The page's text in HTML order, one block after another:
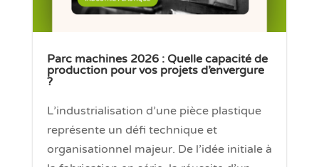
Parc machines 2026 : Quelle capacité de
production pour vos projets d’envergure
?
L’industrialisation d’une pièce plastique
représente un défi technique et
organisationnel majeur. De l’idée initiale à